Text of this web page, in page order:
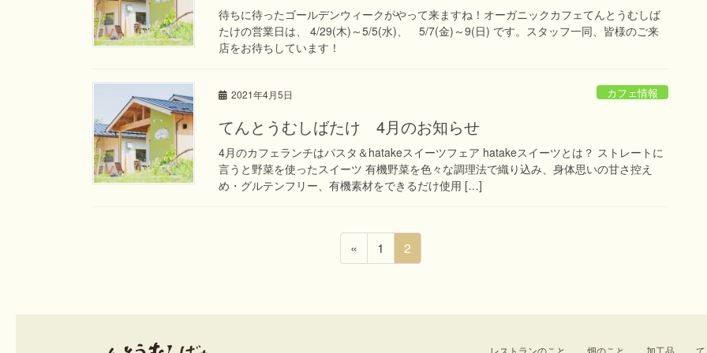
待ちに待ったゴールデンウィークがやって来ますね！オーガニックカフェてんとうむしば
たけの営業日は、 4/29(木)～5/5(水)、 5/7(金)～9(日) です。スタッフ一同、皆様のご来
店をお待ちしています！
2021年4月5日 カフェ情報
てんとうむしばたけ 4月のお知らせ
4月のカフェランチはパスタ＆hatakeスイーツフェア hatakeスイーツとは？ ストレートに
言うと野菜を使ったスイーツ 有機野菜を色々な調理法で織り込み、身体思いの甘さ控え
め・グルテンフリー、有機素材をできるだけ使用 […]
«
固
定
1
固
定
2